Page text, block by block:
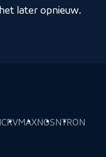
later opnieuw.
MAXNOS NTRON